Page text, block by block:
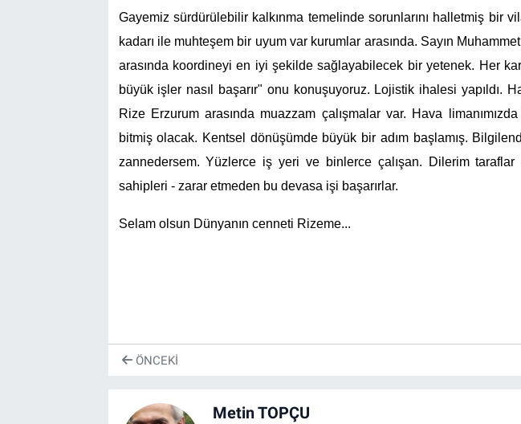
Gayemiz sürdürülebilir kalkınma temelinde sorunlarını halletmiş bir
kadarı ile muhteşem bir uyum var kurumlar arasında. Sayın
arasında koordineyi en iyi şekilde sağlayabilecek bir yetenek. Her
büyük işler nasıl başarır" onu konuşuyoruz. Lojistik ihalesi yapıldı.
Rize Erzurum arasında muazzam çalışmalar var. Hava
bitmiş olacak. Kentsel dönüşümde büyük bir adım başlamış.
zannedersem. Yüzlerce iş yeri ve binlerce çalışan. Dilerim
sahipleri - zarar etmeden bu devasa işi başarırlar.
Selam olsun Dünyanın cenneti Rizeme...
ÖNCEKI
Metin TOPÇU